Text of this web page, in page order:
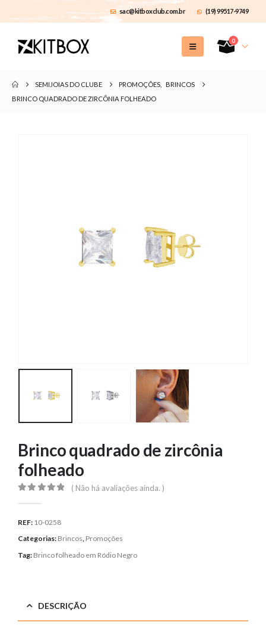
sac@kitboxclub.com.br (19) 99517-9749
0
SEMIJOIAS DO CLUBE PROMOÇÕES
BRINCOS
BRINCO QUADRADO DE ZIRCÔNIA FOLHEADO
Brinco quadrado de zircônia
folheado
( Não há avaliações ainda. )
REF: 10-0258
Categorias: Brincos, Promoções
Tag: Brinco folheado em Ródio Negro
DESCRIÇÃO